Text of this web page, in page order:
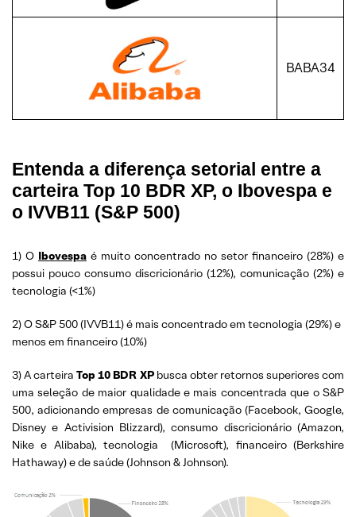
BABA34
Entenda a diferença setorial entre a
carteira Top 10 BDR XP, o Ibovespa e
o IVVB11 (S&P 500)
1) O Ibovespa é muito concentrado no setor financeiro (28%) e
possui pouco consumo discricionário (12%), comunicação (2%) e
tecnologia (<1%)
2) OS&P 500 (IVVB11) é mais concentrado em tecnologia (29%) e
menos em financeiro (10%)
3) A carteiraTop 10 BDR XPbusca obter retornos superiores com
uma seleção de maior qualidade e mais concentrada que o S&P
500, adicionando empresas de comunicação (Facebook, Google,
Disney e Activision Blizzard), consumo discricionário (Amazon,
Nike e Alibaba), tecnologia (Microsoft), financeiro (Berkshire
Hathaway) e de saúde (Johnson & Johnson).